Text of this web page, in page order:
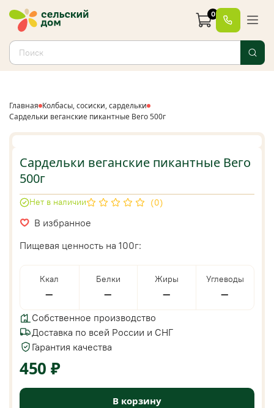
0
Главная Колбасы, сосиски, сардельки
Сардельки веганские пикантные Вего 500г
Сардельки веганские пикантные Вего
500г
(0)
В избранное
Нет в наличии
Пищевая ценность на 100г:
Ккал
—
Белки
—
Жиры
—
Углеводы
—
Собственное производство
Доставка по всей России и СНГ
Гарантия качества
450 ₽
В корзину